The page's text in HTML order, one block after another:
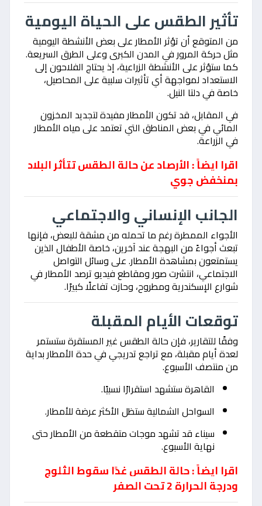
تأثير الطقس على الحياة اليومية
من المتوقع أن تؤثر الأمطار على بعض الأنشطة اليومية
مثل حركة المرور في المدن الكبرى وعلى الطرق السريعة.
كما ستؤثر على الأنشطة الزراعية، إذ يحتاج الفلاحون إلى
الاستعداد لمواجهة أي تأثيرات سلبية على المحاصيل،
خاصة في دلتا النيل.
في المقابل، قد تكون الأمطار مفيدة لتجديد المخزون
المائي في بعض المناطق التي تعتمد على مياه الأمطار
في الزراعة.
اقرا ايضاً : الأرصاد عن حالة الطقس تتأثر البلاد
بمنخفض جوي
الجانب الإنساني والاجتماعي
الأجواء الممطرة رغم ما تحمله من مشقة للبعض، فإنها
تبعث أجواءً من البهجة عند آخرين، خاصة الأطفال الذين
يستمتعون بمشاهدة الأمطار. على وسائل التواصل
الاجتماعي، انتشرت صور ومقاطع فيديو ترصد الأمطار في
شوارع الإسكندرية ومطروح، وحازت تفاعلًا كبيرًا.
توقعات الأيام المقبلة
وفقًا للتقارير، فإن حالة الطقس غير المستقرة ستستمر
لعدة أيام مقبلة، مع تراجع تدريجي في حدة الأمطار بداية
من منتصف الأسبوع.
القاهرة ستشهد استقرارًا نسبيًا.
السواحل الشمالية ستظل الأكثر عرضة للأمطار.
سيناء قد تشهد موجات متقطعة من الأمطار حتى
نهاية الأسبوع.
اقرا ايضاً : حالة الطقس غدًا سقوط الثلوج
ودرجة الحرارة 2 تحت الصفر